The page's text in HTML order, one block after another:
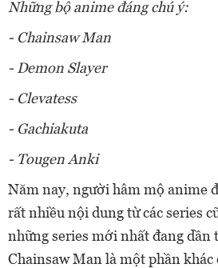
Những bộ anime đáng chú ý:
- Chainsaw Man
- Demon Slayer
- Clevatess
- Gachiakuta
- Tougen Anki
Năm nay, người hâm mộ anime
rất nhiều nội dung từ các series
những series mới nhất đang dần
Chainsaw Man là một phần khác